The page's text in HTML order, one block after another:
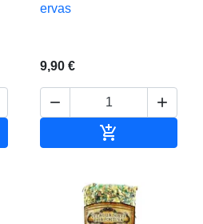
ervas
9,90 €
 
